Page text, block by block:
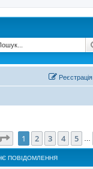
Реєстрація
Сторінка 1з 202
1 2 3 4 5
ПОВІДОМЛЕННЯ